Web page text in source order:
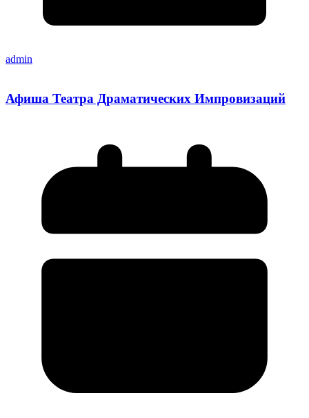
admin
Афиша Театра Драматических Импровизаций